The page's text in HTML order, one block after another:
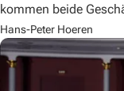
kommen beide
Hans-Peter Hoeren